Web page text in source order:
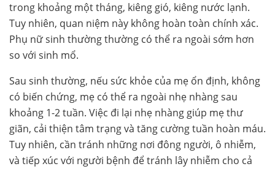
trong khoảng một tháng, kiêng gió, kiêng nước lạnh.
Tuy nhiên, quan niệm này không hoàn toàn chính xác.
Phụ nữ sinh thường thường có thể ra ngoài sớm hơn
so với sinh mổ.
Sau sinh thường, nếu sức khỏe của mẹ ổn định, không
có biến chứng, mẹ có thể ra ngoài nhẹ nhàng sau
khoảng 1-2 tuần. Việc đi lại nhẹ nhàng giúp mẹ thư
giãn, cải thiện tâm trạng và tăng cường tuần hoàn máu.
Tuy nhiên, cần tránh những nơi đông người, ô nhiễm,
và tiếp xúc với người bệnh để tránh lây nhiễm cho cả